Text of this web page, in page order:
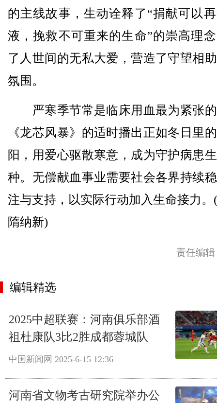
的主线故事，生动诠释了“捐献可以
液，挽救不可重来的生命”的崇高理
了人世间的无私大爱，营造了守望相
氛围。
严寒季节常是临床用血最为紧张
《龙芯风暴》的适时播出正如冬日里
阳，用爱心驱散寒意，成为守护病患
种。无偿献血事业需要社会各界持续
注与支持，以实际行动加入生命接力。
隋纳新)
责任编
编辑精选
2025中超联赛：河南俱乐部酒
祖杜康队3比2胜成都蓉城队
中国新闻网 2025-6-15 12:36
河南省文物考古研究院举办公